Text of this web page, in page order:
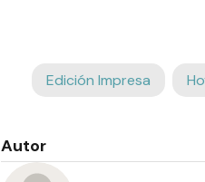
Edición Impresa
Autor